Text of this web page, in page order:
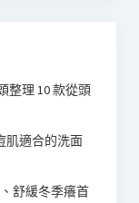
整理 10 款從頭
肌適合的洗面
舒緩冬季癢首